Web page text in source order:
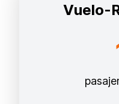
Vuelo-